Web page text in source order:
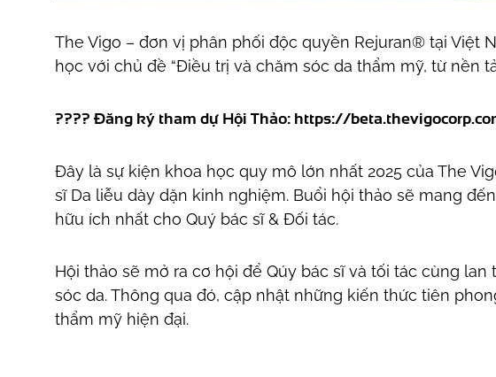
The Vigo – đơn vị phân phối độc quyền Rejuran® tại Việt
học với chủ đề “Điều trị và chăm sóc da thẩm mỹ, từ nền
???? Đăng ký tham dự Hội Thảo:https://
Đây là sự kiện khoa học quy mô lớn nhất 2025 của The
sĩ Da liễu dày dặn kinh nghiệm. Buổi hội thảo sẽ mang
hữu ích nhất cho Quý bác sĩ & Đối tác.
Hội thảo sẽ mở ra cơ hội để Qúy bác sĩ và tối tác cùng
sóc da. Thông qua đó, cập nhật những kiến thức tiên
thẩm mỹ hiện đại.